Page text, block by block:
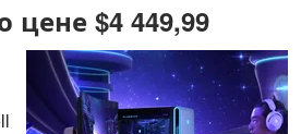
цене $4 449,99